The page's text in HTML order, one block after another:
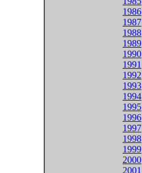
1986
1987
1988
1989
1990
1991
1992
1993
1994
1995
1996
1997
1998
1999
2000
2001